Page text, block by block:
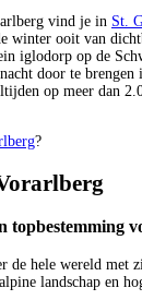
vind je in St.
winter ooit van
iglodorp op de
door te
op meer dan
?
topbestemming
de hele wereld met
landschap en